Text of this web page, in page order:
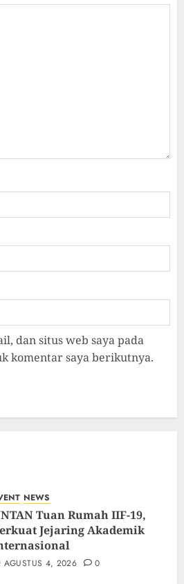
dan situs web saya pada
komentar saya berikutnya.
NEWS
Tuan Rumah IIF-19,
Jejaring Akademik
AGUSTUS 4, 2026 0